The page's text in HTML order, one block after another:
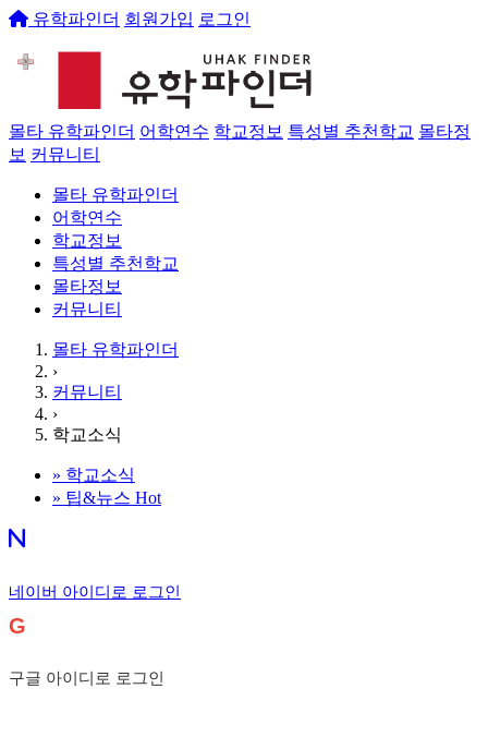
유학파인더 회원가입 로그인
몰타 유학파인더 어학연수 학교정보 특성별 추천학교 몰타정
보 커뮤니티
몰타 유학파인더
어학연수
학교정보
특성별 추천학교
몰타정보
커뮤니티
몰타 유학파인더
›
커뮤니티
›
학교소식
» 학교소식
» 팁&뉴스 Hot
네이버 아이디로 로그인
G
구글 아이디로 로그인